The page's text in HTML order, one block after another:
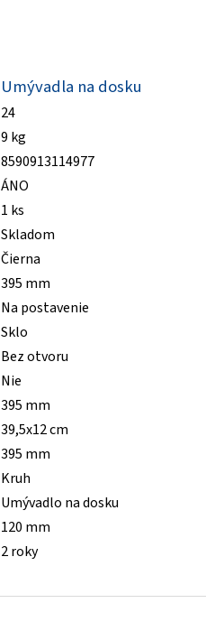
Umývadla na dosku
24
9 kg
8590913114977
ÁNO
1 ks
Skladom
Čierna
395 mm
Na postavenie
Sklo
Bez otvoru
Nie
395 mm
39,5x12 cm
395 mm
Kruh
Umývadlo na dosku
120 mm
2 roky